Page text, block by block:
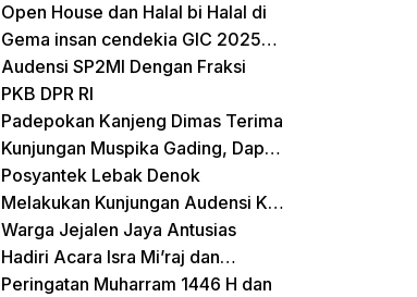
Register Kepada Suku Lampung
Open House dan Halal bi Halal di
Gema insan cendekia GIC 2025
Dimeriahkan Jalan Sehat dan
Bazar Kreatif
Audensi SP2MI Dengan Fraksi
PKB DPR RI
Padepokan Kanjeng Dimas Terima
Kunjungan Muspika Gading, Dapat
Apresiasi atas Kontribusi Sosial
dan Keagamaan
Posyantek Lebak Denok
Melakukan Kunjungan Audensi Ke
Untirta Serang Banten
Warga Jejalen Jaya Antusias
Hadiri Acara Isra Mi’raj dan
Penutupan Pengajian Sebelum
Peringatan Muharram 1446 H dan